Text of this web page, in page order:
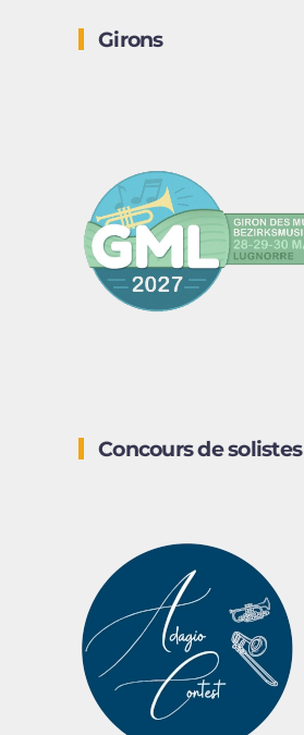
Girons
Concours de solistes